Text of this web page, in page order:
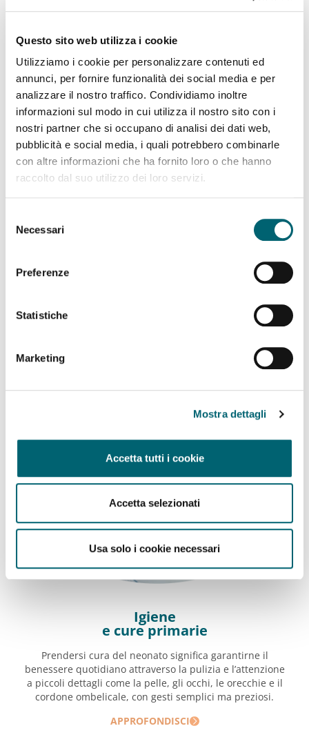
Questo sito web utilizza i cookie
Utilizziamo i cookie per personalizzare contenuti ed
annunci, per fornire funzionalità dei social media e per
analizzare il nostro traffico. Condividiamo inoltre
informazioni sul modo in cui utilizza il nostro sito con i
nostri partner che si occupano di analisi dei dati web,
pubblicità e social media, i quali potrebbero combinarle
con altre informazioni che ha fornito loro o che hanno
raccolto dal suo utilizzo dei loro servizi.
delNecessari
Preferenze
Statistiche
Marketing
Mostra dettagli
Accetta tutti i cookie
Accetta selezionati
Usa solo i cookie necessari
APPROFONDISCI
Il benessere della mamma è fondamentale per la crescita
fase porta con sé cambiamenti che meritano ascolto.
Igiene
e cure primarie
Prendersi cura del neonato significa garantirne il
benessere quotidiano attraverso la pulizia e l’attenzione
a piccoli dettagli come la pelle, gli occhi, le orecchie e il
cordone ombelicale, con gesti semplici ma preziosi.
APPROFONDISCI